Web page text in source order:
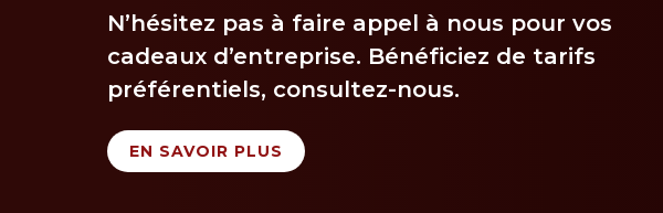
N’hésitez pas à faire appel à nous pour vos
cadeaux d’entreprise. Bénéficiez de tarifs
préférentiels, consultez-nous.
EN SAVOIR PLUS